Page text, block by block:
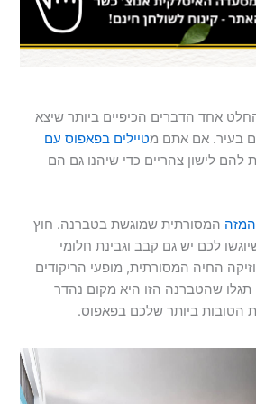
אחד הדברים הכיפיים ביותר שיצא
בעיר. אם אתם מטיילים בפאפוס עם
להם לישון צהריים כדי שיהנו גם הם
המסורתית שמוגשת בטברנה. חוץ
לכם יש גם קבב וגבינת חלומי
החיה המסורתית, מופעי הריקודים
שהטברנה הזו היא מקום נהדר
הטובות ביותר שלכם בפאפוס.